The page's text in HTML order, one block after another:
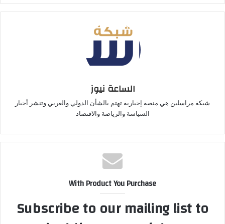
الساعة نيوز
شبكة مراسلين هي منصة إخبارية تهتم بالشأن الدولي والعربي وتنشر أخبار
السياسة والرياضة والاقتصاد
With Product You Purchase
Subscribe to our mailing list to